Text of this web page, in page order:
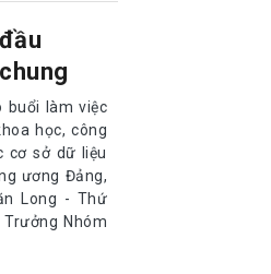
buổi làm việc
học, công
cơ sở dữ liệu
ương Đảng,
Long - Thứ
Nhóm